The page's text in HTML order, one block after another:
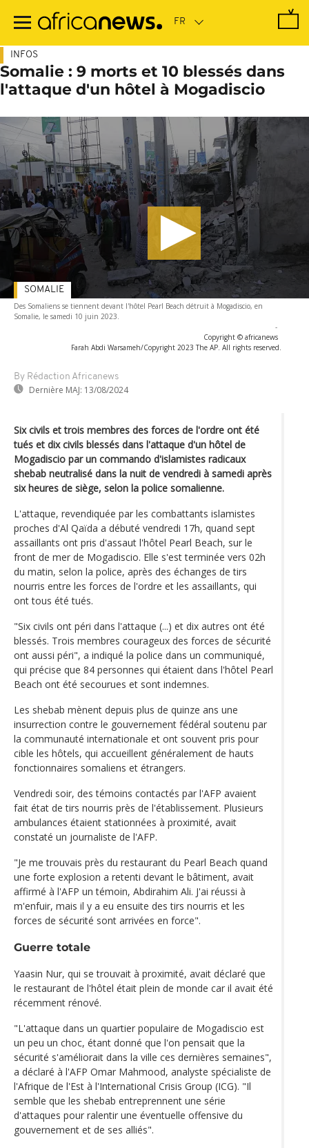
contenu
INFOS
Somalie : 9 morts et 10 blessés dans
l'attaque d'un hôtel à Mogadiscio
Des Somaliens se tiennent devant l'hôtel Pearl Beach détruit à Mogadiscio, en
Somalie, le samedi 10 juin 2023.
-
Copyright © africanews
Farah Abdi Warsameh/Copyright 2023 The AP. All rights reserved.
By Rédaction Africanews
Dernière MAJ: 13/08/2024
SOMALIE
Six civils et trois membres des forces de l'ordre ont été
tués et dix civils blessés dans l'attaque d'un hôtel de
Mogadiscio par un commando d'islamistes radicaux
shebab neutralisé dans la nuit de vendredi à samedi après
six heures de siège, selon la police somalienne.
L'attaque, revendiquée par les combattants islamistes
proches d'Al Qaïda a débuté vendredi 17h, quand sept
assaillants ont pris d'assaut l'hôtel Pearl Beach, sur le
front de mer de Mogadiscio. Elle s'est terminée vers 02h
du matin, selon la police, après des échanges de tirs
nourris entre les forces de l'ordre et les assaillants, qui
ont tous été tués.
"Six civils ont péri dans l'attaque (...) et dix autres ont été
blessés. Trois membres courageux des forces de sécurité
ont aussi péri", a indiqué la police dans un communiqué,
qui précise que 84 personnes qui étaient dans l'hôtel Pearl
Beach ont été secourues et sont indemnes.
Les shebab mènent depuis plus de quinze ans une
insurrection contre le gouvernement fédéral soutenu par
la communauté internationale et ont souvent pris pour
cible les hôtels, qui accueillent généralement de hauts
fonctionnaires somaliens et étrangers.
Vendredi soir, des témoins contactés par l'AFP avaient
fait état de tirs nourris près de l'établissement. Plusieurs
ambulances étaient stationnées à proximité, avait
constaté un journaliste de l'AFP.
"Je me trouvais près du restaurant du Pearl Beach quand
une forte explosion a retenti devant le bâtiment, avait
affirmé à l'AFP un témoin, Abdirahim Ali. J'ai réussi à
m'enfuir, mais il y a eu ensuite des tirs nourris et les
forces de sécurité sont arrivées en force".
Guerre totale
Yaasin Nur, qui se trouvait à proximité, avait déclaré que
le restaurant de l'hôtel était plein de monde car il avait été
récemment rénové.
"L'attaque dans un quartier populaire de Mogadiscio est
un peu un choc, étant donné que l'on pensait que la
sécurité s'améliorait dans la ville ces dernières semaines",
a déclaré à l'AFP Omar Mahmood, analyste spécialiste de
l'Afrique de l'Est à l'International Crisis Group (ICG). "Il
semble que les shebab entreprennent une série
d'attaques pour ralentir une éventuelle offensive du
gouvernement et de ses alliés".